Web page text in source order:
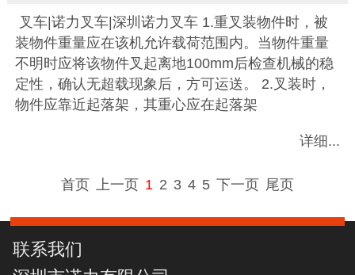
叉车|诺力叉车|深圳诺力叉车 1.重叉装物件时，被
装物件重量应在该机允许载荷范围内。当物件重量
不明时应将该物件叉起离地100mm后检查机械的稳
定性，确认无超载现象后，方可运送。 2.叉装时，
物件应靠近起落架，其重心应在起落架
详细...
首页 上一页 1 2 3 4 5 下一页 尾页
联系我们